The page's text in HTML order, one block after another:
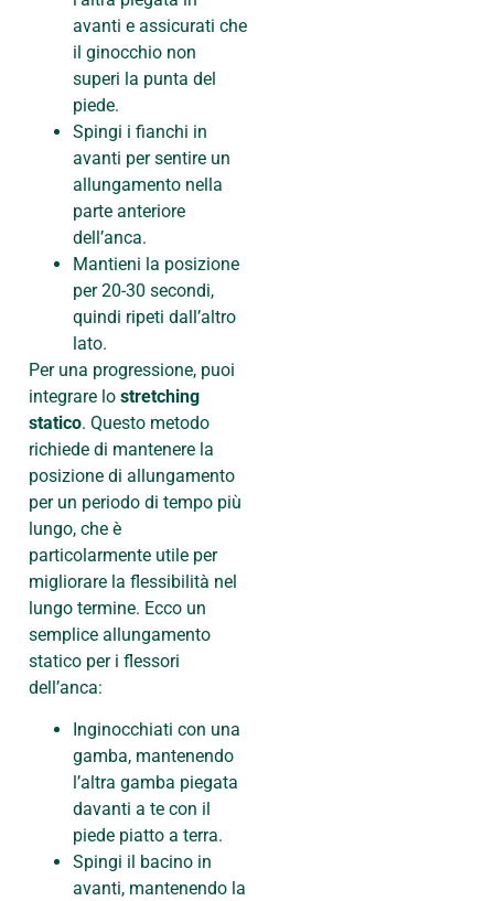
avanti e assicurati che
il ginocchio non
superi la punta del
piede.
Spingi i fianchi in
avanti per sentire un
allungamento nella
parte anteriore
dell’anca.
Mantieni la posizione
per 20-30 secondi,
quindi ripeti dall’altro
lato.
Per una progressione, puoi
integrare lo stretching
statico. Questo metodo
richiede di mantenere la
posizione di allungamento
per un periodo di tempo più
lungo, che è
particolarmente utile per
migliorare la flessibilità nel
lungo termine. Ecco un
semplice allungamento
statico per i flessori
dell’anca:
Inginocchiati con una
gamba, mantenendo
l’altra gamba piegata
davanti a te con il
piede piatto a terra.
Spingi il bacino in
avanti, mantenendo la